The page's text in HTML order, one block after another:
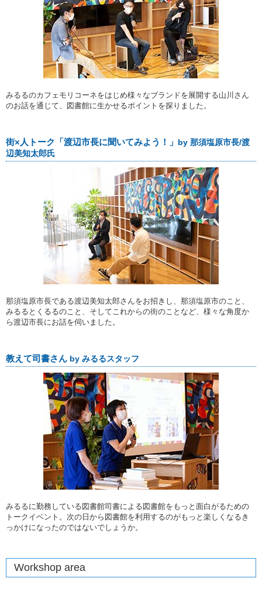
みるるのカフェモリコーネをはじめ様々なブランドを展開する山川さん
のお話を通じて、図書館に生かせるポイントを探りました。
街×人トーク「渡辺市長に聞いてみよう！」 by 那須塩原市長/渡
辺美知太郎氏
那須塩原市長である渡辺美知太郎さんをお招きし、那須塩原市のこと、
みるるとくるるのこと、そしてこれからの街のことなど、様々な角度か
ら渡辺市長にお話を伺いました。
教えて司書さん by みるるスタッフ
みるるに勤務している図書館司書による図書館をもっと面白がるための
トークイベント。次の日から図書館を利用するのがもっと楽しくなるき
っかけになったのではないでしょうか。
Workshop area